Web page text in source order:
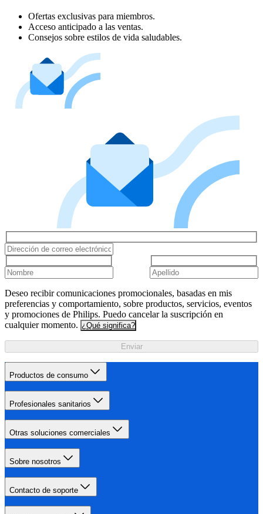
Ofertas exclusivas para miembros.
Acceso anticipado a las ventas.
Consejos sobre estilos de vida saludables.
Deseo recibir comunicaciones promocionales, basadas en mis
preferencias y comportamiento, sobre productos, servicios, eventos
y promociones de Philips. Puedo cancelar la suscripción en
cualquier momento. ¿Qué significa?
Enviar
Productos de consumo
Profesionales sanitarios
Otras soluciones comerciales
Sobre nosotros
Contacto de soporte